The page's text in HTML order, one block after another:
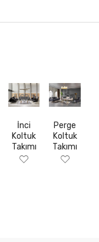
İnci
Koltuk
Takımı
Perge
Koltuk
Takımı